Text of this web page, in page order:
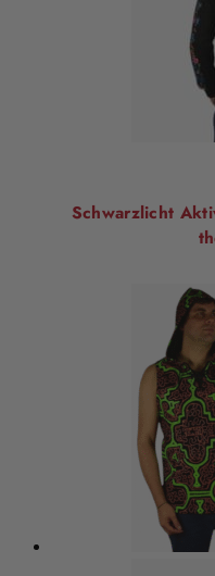
Schwarzlicht